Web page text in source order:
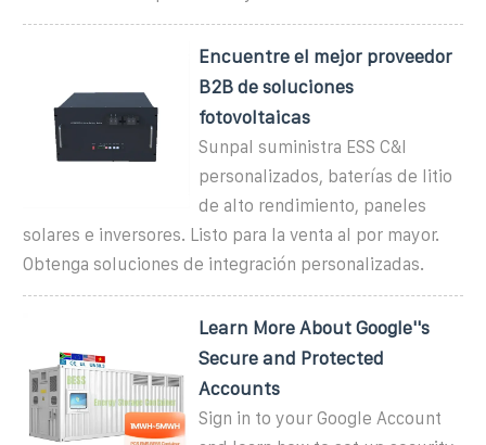
Encuentre el mejor proveedor
B2B de soluciones
fotovoltaicas
Sunpal suministra ESS C&I
personalizados, baterías de litio
de alto rendimiento, paneles
solares e inversores. Listo para la venta al por mayor.
Obtenga soluciones de integración personalizadas.
Learn More About Google''s
Secure and Protected
Accounts
Sign in to your Google Account